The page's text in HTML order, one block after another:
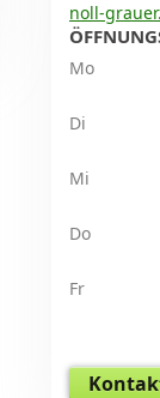
noll-
Mo
Di
Mi
Do
Fr